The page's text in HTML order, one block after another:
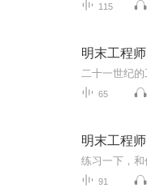
115
明末工程师
65
明末工程师
91